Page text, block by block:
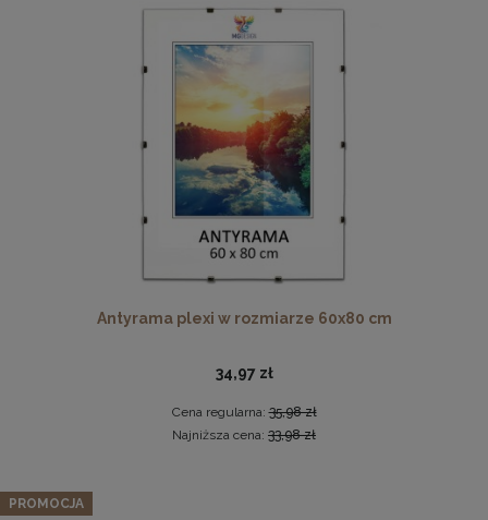
60,99 zł
DO KOSZYKA
Antyrama plexi w rozmiarze 60x80 cm
34,97 zł
Cena regularna:35,98 zł
Najniższa cena: 33,98 zł
PROMOCJA